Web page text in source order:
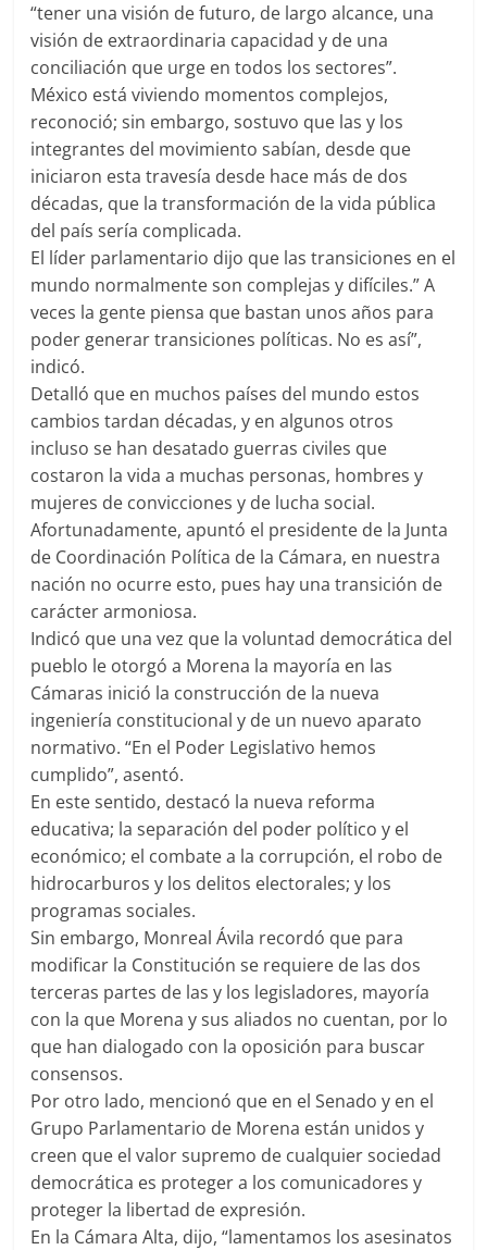
“tener una visión de futuro, de largo alcance, una
visión de extraordinaria capacidad y de una
conciliación que urge en todos los sectores”.
México está viviendo momentos complejos,
reconoció; sin embargo, sostuvo que las y los
integrantes del movimiento sabían, desde que
iniciaron esta travesía desde hace más de dos
décadas, que la transformación de la vida pública
del país sería complicada.
El líder parlamentario dijo que las transiciones en el
mundo normalmente son complejas y difíciles.” A
veces la gente piensa que bastan unos años para
poder generar transiciones políticas. No es así”,
indicó.
Detalló que en muchos países del mundo estos
cambios tardan décadas, y en algunos otros
incluso se han desatado guerras civiles que
costaron la vida a muchas personas, hombres y
mujeres de convicciones y de lucha social.
Afortunadamente, apuntó el presidente de la Junta
de Coordinación Política de la Cámara, en nuestra
nación no ocurre esto, pues hay una transición de
carácter armoniosa.
Indicó que una vez que la voluntad democrática del
pueblo le otorgó a Morena la mayoría en las
Cámaras inició la construcción de la nueva
ingeniería constitucional y de un nuevo aparato
normativo. “En el Poder Legislativo hemos
cumplido”, asentó.
En este sentido, destacó la nueva reforma
educativa; la separación del poder político y el
económico; el combate a la corrupción, el robo de
hidrocarburos y los delitos electorales; y los
programas sociales.
Sin embargo, Monreal Ávila recordó que para
modificar la Constitución se requiere de las dos
terceras partes de las y los legisladores, mayoría
con la que Morena y sus aliados no cuentan, por lo
que han dialogado con la oposición para buscar
consensos.
Por otro lado, mencionó que en el Senado y en el
Grupo Parlamentario de Morena están unidos y
creen que el valor supremo de cualquier sociedad
democrática es proteger a los comunicadores y
proteger la libertad de expresión.
En la Cámara Alta, dijo, “lamentamos los asesinatos